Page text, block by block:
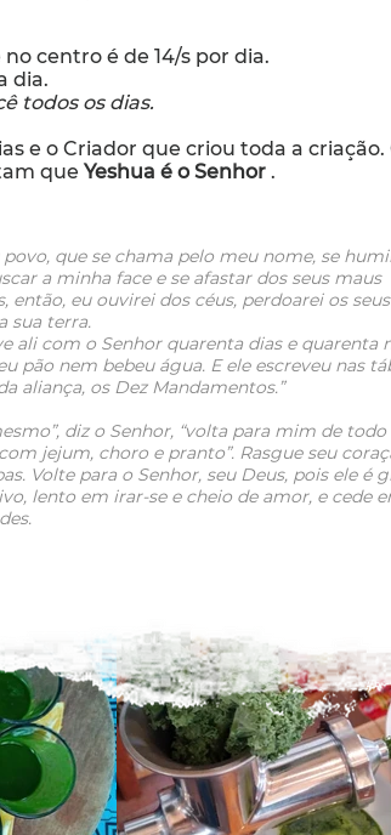
centro é de 14/s por dia.
dia.
todos os dias.
e o Criador que criou toda a criação.
que Yeshua é o Senhor .
que se chama pelo meu nome, se
a minha face e se afastar dos seus maus
então, eu ouvirei dos céus, perdoarei os
sua terra.
ali com o Senhor quarenta dias e quarenta
pão nem bebeu água. E ele escreveu nas
aliança, os Dez Mandamentos.”
diz o Senhor, “volta para mim de todo
jejum, choro e pranto”. Rasgue seu
Volte para o Senhor, seu Deus, pois ele é
lento em irar-se e cheio de amor, e cede